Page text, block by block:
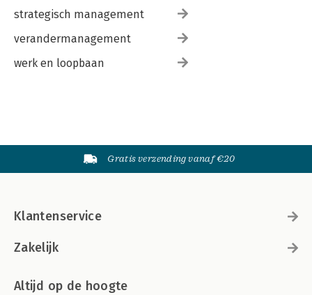
strategisch management
verandermanagement
werk en loopbaan
Gratis verzending vanaf €20
Klantenservice
Zakelijk
Altijd op de hoogte